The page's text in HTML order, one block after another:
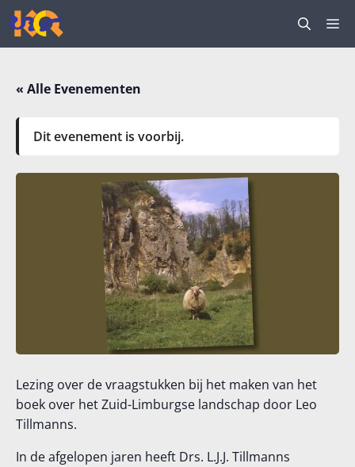
Ga
naar
de
« Alle Evenementen
Dit evenement is voorbij.
Ontdek de geheimen van het
Zuid-Limburgse Landschap
Lezing over de vraagstukken bij het maken van het
boek over het Zuid-Limburgse landschap door Leo
Tillmanns.
In de afgelopen jaren heeft Drs. L.J.J. Tillmanns